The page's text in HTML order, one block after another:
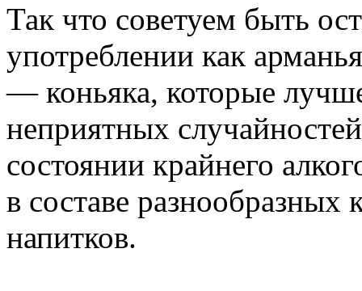
Так что советуем быть
употреблении как
— коньяка, которые
неприятных
состоянии крайнего
в составе
напитков.